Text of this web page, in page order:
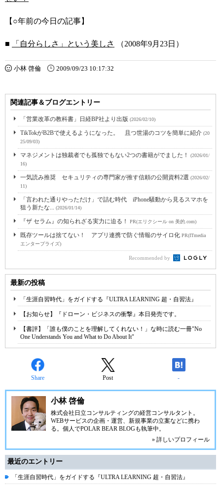
【○年前の今日の記事】
■ 「自分らしさ」という美しさ （2008年9月23日）
小林 啓倫 2009/09/23 10:17:32
関連記事＆ブログエントリー
「営業改革の教科書」日経BP社より出版 (2026/02/10)
TikTokがB2Bで使えるようになった。 且つ世湯のコツを簡単に紹介 (20
25/09/03)
マネジメントは独裁者でも孤独でもない2つの書籍がでました！
(2026/01/
16)
一気読み推奨 セキュリティの専門家が推す信頼の公開資料2選 (2026/02/
11)
「言われた通りやっただけ」で詰む時代 iPhone騒動から見るスマホを
狙う新たな... (2026/01/14)
『ザ セラム』の知られざる実力に迫る！ PR(エリクシール on 美的.com)
既存ツールは捨てない！ アプリ連携で防ぐ情報のサイロ化 PR(ITmedia
エンタープライズ)
Recommended by
最新の投稿
「生涯自習時代」をガイドする『ULTRA LEARNING 超・自習法』
【お知らせ】『ドローン・ビジネスの衝撃』本日発売です。
【書評】「誰も僕のことを理解してくれない！」な時に読む一冊"No
One Understands You and What to Do About It"
Share Post -
小林 啓倫
株式会社日立コンサルティングの経営コンサルタント。
WEBサービスの企画・運営、新規事業の立案などに携わ
る。個人でPOLAR BEAR BLOGも執筆中。
» 詳しいプロフィール
最近のエントリー
「生涯自習時代」をガイドする『ULTRA LEARNING 超・自習法』